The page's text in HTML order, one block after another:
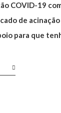
COVID-19
de
para que